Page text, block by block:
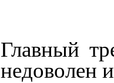
Главный
недоволен